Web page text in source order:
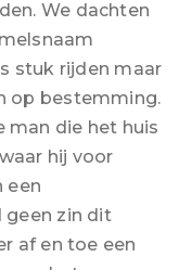
We dachten
stuk rijden maar
op bestemming.
man die het huis
hij voor
een
geen zin dit
af en toe een